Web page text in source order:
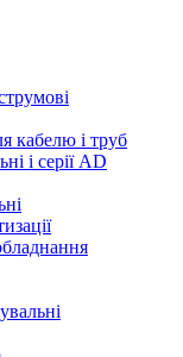
кабелю і труб
і серії AD